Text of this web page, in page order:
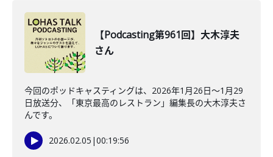
【Podcasting第961回】大木淳夫
さん
今回のポッドキャスティングは、2026年1月26日〜1月29
日放送分、「東京最高のレストラン」編集長の大木淳夫さ
んです。
2026.02.05 |00:19:56